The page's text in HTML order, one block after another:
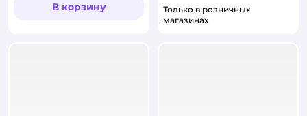
В корзину
Только в розничных
магазинах